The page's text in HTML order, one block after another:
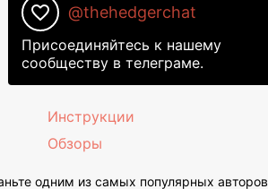
favorite_border @thehedgerchat
Присоединяйтесь к нашему
сообществу в телеграме.
Инструкции
Обзоры
одним из самых популярных авторов